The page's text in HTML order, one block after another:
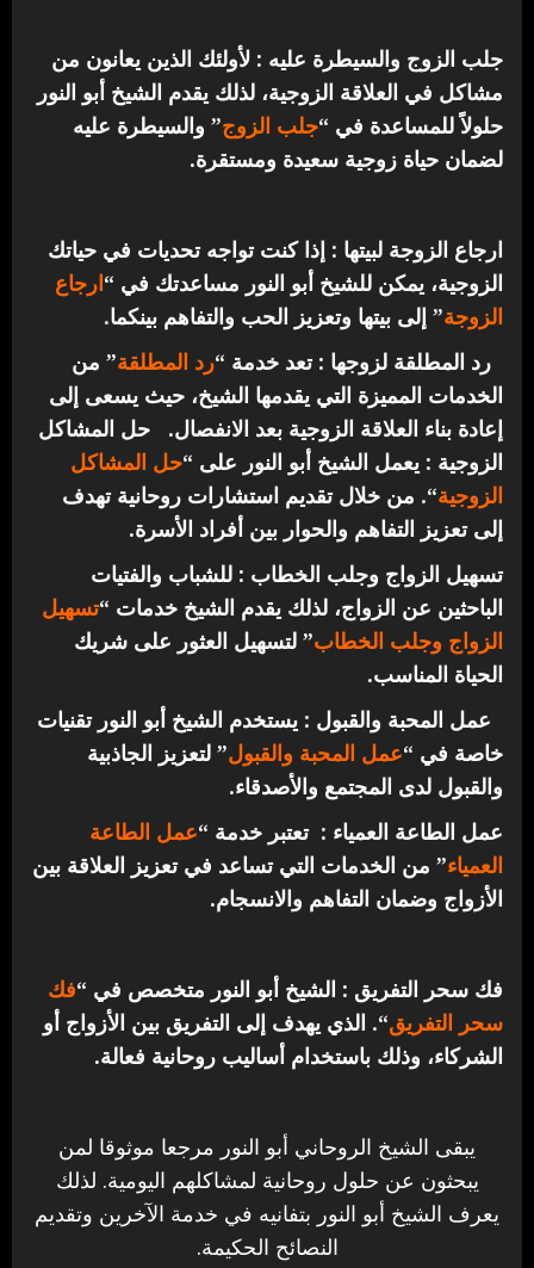
جلب الزوج والسيطرة عليه : لأولئك الذين يعانون من
مشاكل في العلاقة الزوجية، لذلك يقدم الشيخ أبو النور
حلولاً للمساعدة في “جلب الزوج” والسيطرة عليه
لضمان حياة زوجية سعيدة ومستقرة.
ارجاع الزوجة لبيتها : إذا كنت تواجه تحديات في حياتك
الزوجية، يمكن للشيخ أبو النور مساعدتك في “ارجاع
الزوجة” إلى بيتها وتعزيز الحب والتفاهم بينكما.
رد المطلقة لزوجها : تعد خدمة “رد المطلقة” من
الخدمات المميزة التي يقدمها الشيخ، حيث يسعى إلى
إعادة بناء العلاقة الزوجية بعد الانفصال.
حل المشاكل
الزوجية : يعمل الشيخ أبو النور على “حل المشاكل
الزوجية“. من خلال تقديم استشارات روحانية تهدف
إلى تعزيز التفاهم والحوار بين أفراد الأسرة.
تسهيل الزواج وجلب الخطاب : للشباب والفتيات
الباحثين عن الزواج، لذلك يقدم الشيخ خدمات “تسهيل
الزواج وجلب الخطاب” لتسهيل العثور على شريك
الحياة المناسب.
عمل المحبة والقبول : يستخدم الشيخ أبو النور تقنيات
خاصة في “عمل المحبة والقبول” لتعزيز الجاذبية
والقبول لدى المجتمع والأصدقاء.
عمل الطاعة العمياء : تعتبر خدمة “عمل الطاعة
العمياء” من الخدمات التي تساعد في تعزيز العلاقة بين
الأزواج وضمان التفاهم والانسجام.
فك سحر التفريق : الشيخ أبو النور متخصص في “فك
سحر التفريق“. الذي يهدف إلى التفريق بين الأزواج أو
الشركاء، وذلك باستخدام أساليب روحانية فعالة.
يبقى الشيخ الروحاني أبو النور مرجعا موثوقا لمن
يبحثون عن حلول روحانية لمشاكلهم اليومية. لذلك
يعرف الشيخ أبو النور بتفانيه في خدمة الآخرين وتقديم
النصائح الحكيمة.